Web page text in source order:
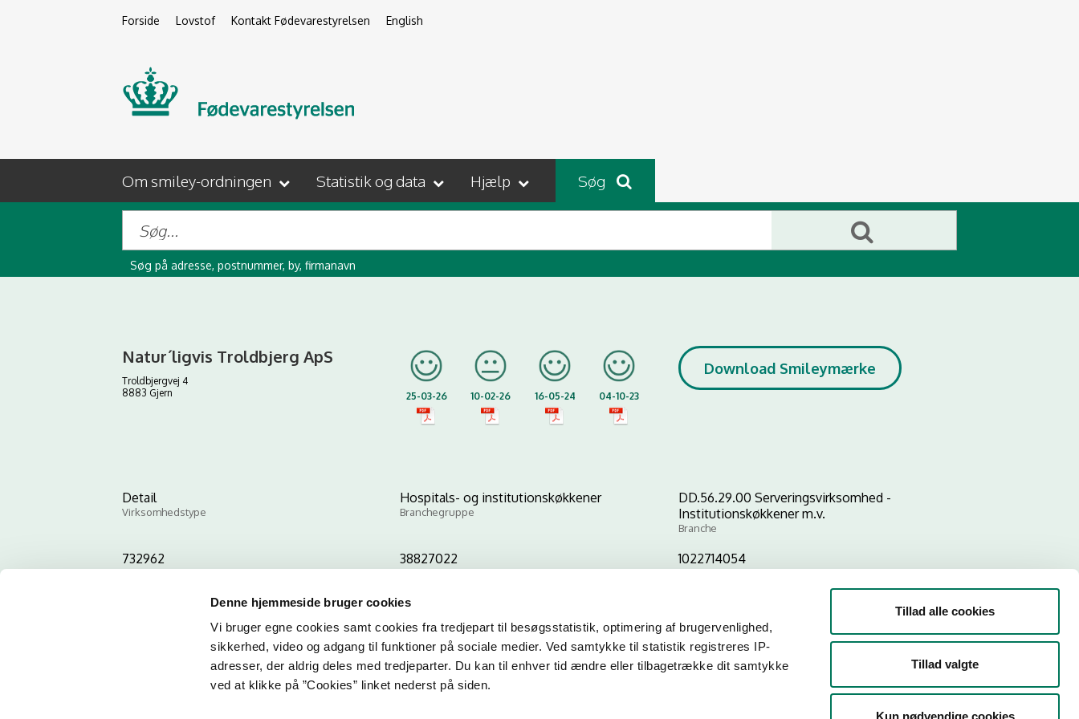
Denne hjemmeside bruger cookies
Vi bruger egne cookies samt cookies fra tredjepart til besøgsstatistik, optimering af brugervenlighed,
sikkerhed, video og adgang til funktioner på sociale medier. Ved samtykke til statistik registreres IP-
adresser, der aldrig deles med tredjeparter. Du kan til enhver tid ændre eller tilbagetrække dit samtykke
ved at klikke på ”Cookies” linket nederst på siden.
Tillad alle cookies
Tillad valgte
Kun nødvendige cookies
Forside Lovstof Kontakt Fødevarestyrelsen English
Om smiley-ordningen Statistik og data Hjælp Søg
Søg på adresse, postnummer, by, firmanavn
Natur´ligvis Troldbjerg ApS
Troldbjergvej 4
8883 Gjern
25-03-26 10-02-26 16-05-24 04-10-23
Download Smileymærke
Detail
Virksomhedstype
Hospitals- og institutionskøkkener
Branchegruppe
DD.56.29.00 Serveringsvirksomhed -
Institutionskøkkener m.v.
Branche
732962
ID-nummer
38827022
CVR-nr
1022714054
P-nr
Kopier link til at indsætte på virksomhedens hjemmeside